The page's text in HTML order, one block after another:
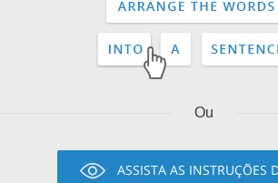
Ou
ASSISTA AS INSTRUÇÕES